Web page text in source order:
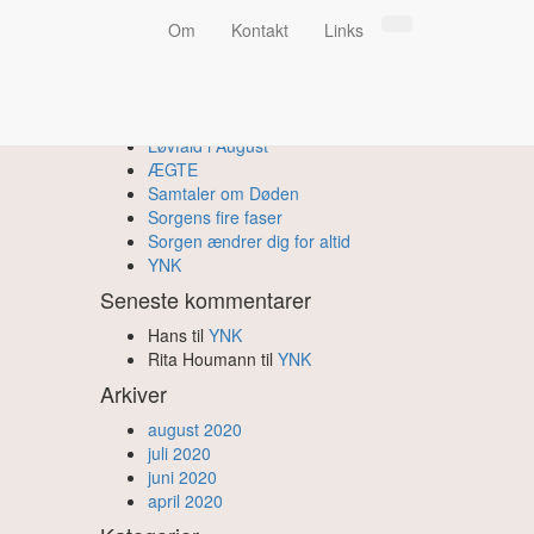
Om Kontakt Links
Løvfald i August
ÆGTE
Samtaler om Døden
Sorgens fire faser
Sorgen ændrer dig for altid
YNK
Seneste kommentarer
Hanstil YNK
Rita Houmann til YNK
Arkiver
august 2020
juli 2020
juni 2020
april 2020